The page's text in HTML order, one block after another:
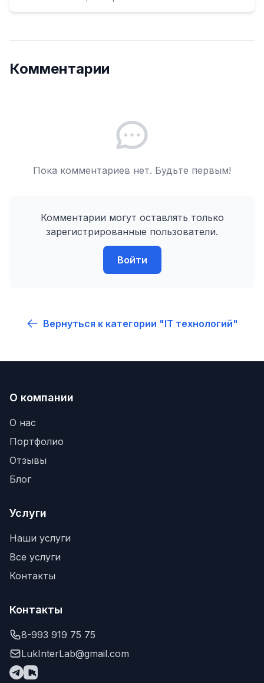
Комментарии
Пока комментариев нет. Будьте первым!
Комментарии могут оставлять только
зарегистрированные пользователи.
Войти
Вернуться к категории "IT технологий"
О компании
О нас
Портфолио
Отзывы
Блог
Услуги
Наши услуги
Все услуги
Контакты
Контакты
8-993 919 75 75
LukInterLab@gmail.com